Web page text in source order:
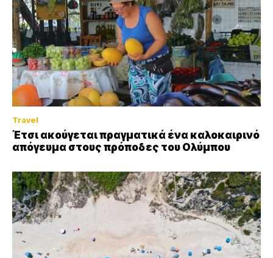
Travel
Έτσι ακούγεται πραγματικά ένα καλοκαιρινό
απόγευμα στους πρόποδες του Ολύμπου